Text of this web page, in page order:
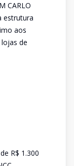
CARLO
estrutura
aos
de
R$ 1.300